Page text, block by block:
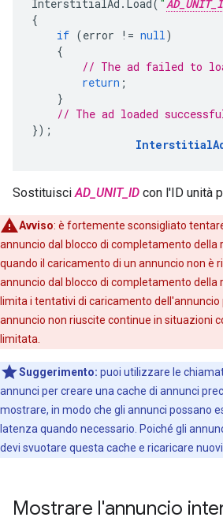
InterstitialAd . Load ( "
{
if (error != null)
{
// The ad failed to
return ;
}
// The ad loaded
});
SostituisciAD_UNIT_ID con l'ID unità
Avviso: è fortemente sconsigliato
annuncio dal blocco di completamento della
quando il caricamento di un annuncio non è
annuncio dal blocco di completamento della
limita i tentativi di caricamento
annuncio non riuscite continue in situazioni
limitata.
Suggerimento: puoi utilizzare le
annunci per creare una cache di annunci
mostrare, in modo che gli annunci possano
latenza quando necessario. Poiché gli
devi svuotare questa cache e ricaricare
Mostrare l'annuncio